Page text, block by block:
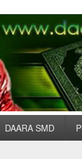
DAARA SMD